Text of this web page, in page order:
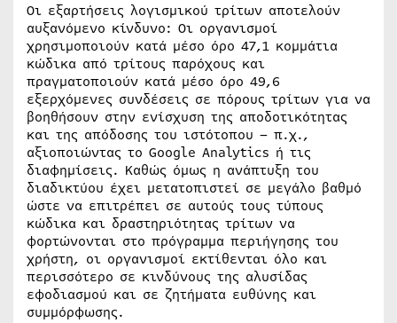
Οι εξαρτήσεις λογισμικού τρίτων αποτελούν
αυξανόμενο κίνδυνο: Οι οργανισμοί
χρησιμοποιούν κατά μέσο όρο 47,1 κομμάτια
κώδικα από τρίτους παρόχους και
πραγματοποιούν κατά μέσο όρο 49,6
εξερχόμενες συνδέσεις σε πόρους τρίτων για να
βοηθήσουν στην ενίσχυση της αποδοτικότητας
και της απόδοσης του ιστότοπου – π.χ.,
αξιοποιώντας το Google Analytics ή τις
διαφημίσεις. Καθώς όμως η ανάπτυξη του
διαδικτύου έχει μετατοπιστεί σε μεγάλο βαθμό
ώστε να επιτρέπει σε αυτούς τους τύπους
κώδικα και δραστηριότητας τρίτων να
φορτώνονται στο πρόγραμμα περιήγησης του
χρήστη, οι οργανισμοί εκτίθενται όλο και
περισσότερο σε κινδύνους της αλυσίδας
εφοδιασμού και σε ζητήματα ευθύνης και
συμμόρφωσης.